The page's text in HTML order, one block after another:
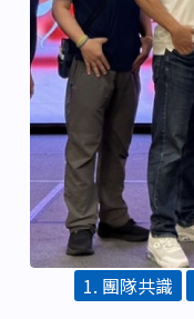
1. 團隊共識